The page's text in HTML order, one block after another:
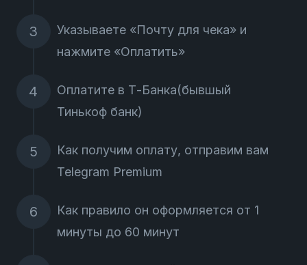
Указываете «Почту для чека» и
нажмите «Оплатить»
Оплатите в Т-Банка(бывшый
Тинькоф банк)
Как получим оплату, отправим вам
Telegram Premium
Как правило он оформляется от 1
минуты до 60 минут